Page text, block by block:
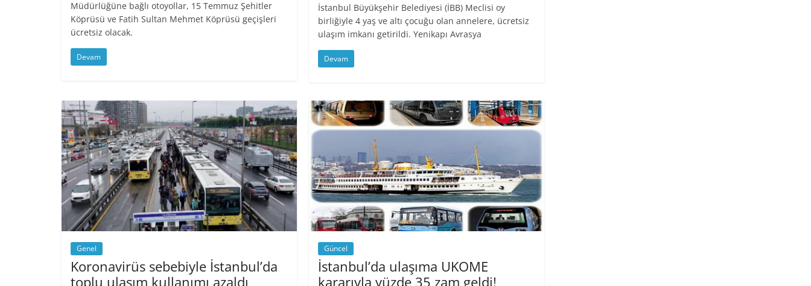
Müdürlüğüne bağlı otoyollar, 15 Temmuz Şehitler
Köprüsü ve Fatih Sultan Mehmet Köprüsü geçişleri
ücretsiz olacak.
Devam
İstanbul Büyükşehir Belediyesi (İBB) Meclisi oy
birliğiyle 4 yaş ve altı çocuğu olan annelere, ücretsiz
ulaşım imkanı getirildi. Yenikapı Avrasya
Devam
Genel
Koronavirüs sebebiyle İstanbul’da
toplu ulaşım kullanımı azaldı
Güncel
İstanbul’da ulaşıma UKOME
kararıyla yüzde 35 zam geldi!